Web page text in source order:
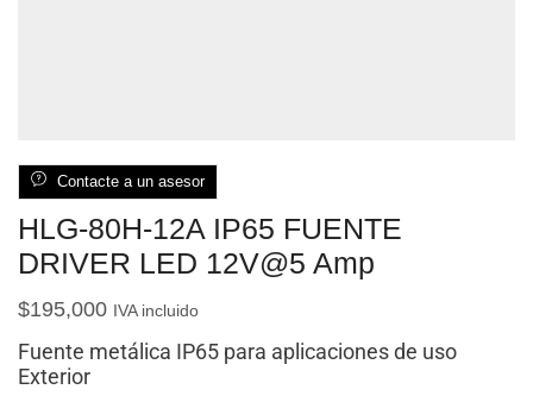
Contacte a un asesor
HLG-80H-12A IP65 FUENTE
DRIVER LED 12V@5 Amp
$195,000 IVA incluido
Fuente metálica IP65 para aplicaciones de uso
Exterior